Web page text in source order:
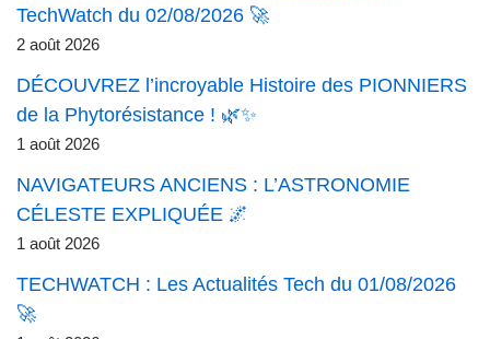
TechWatch du 02/08/2026 🚀
2 août 2026
DÉCOUVREZ l’incroyable Histoire des PIONNIERS
de la Phytorésistance ! 🌿✨
1 août 2026
NAVIGATEURS ANCIENS : L’ASTRONOMIE
CÉLESTE EXPLIQUÉE 🌌
1 août 2026
TECHWATCH : Les Actualités Tech du 01/08/2026
🚀